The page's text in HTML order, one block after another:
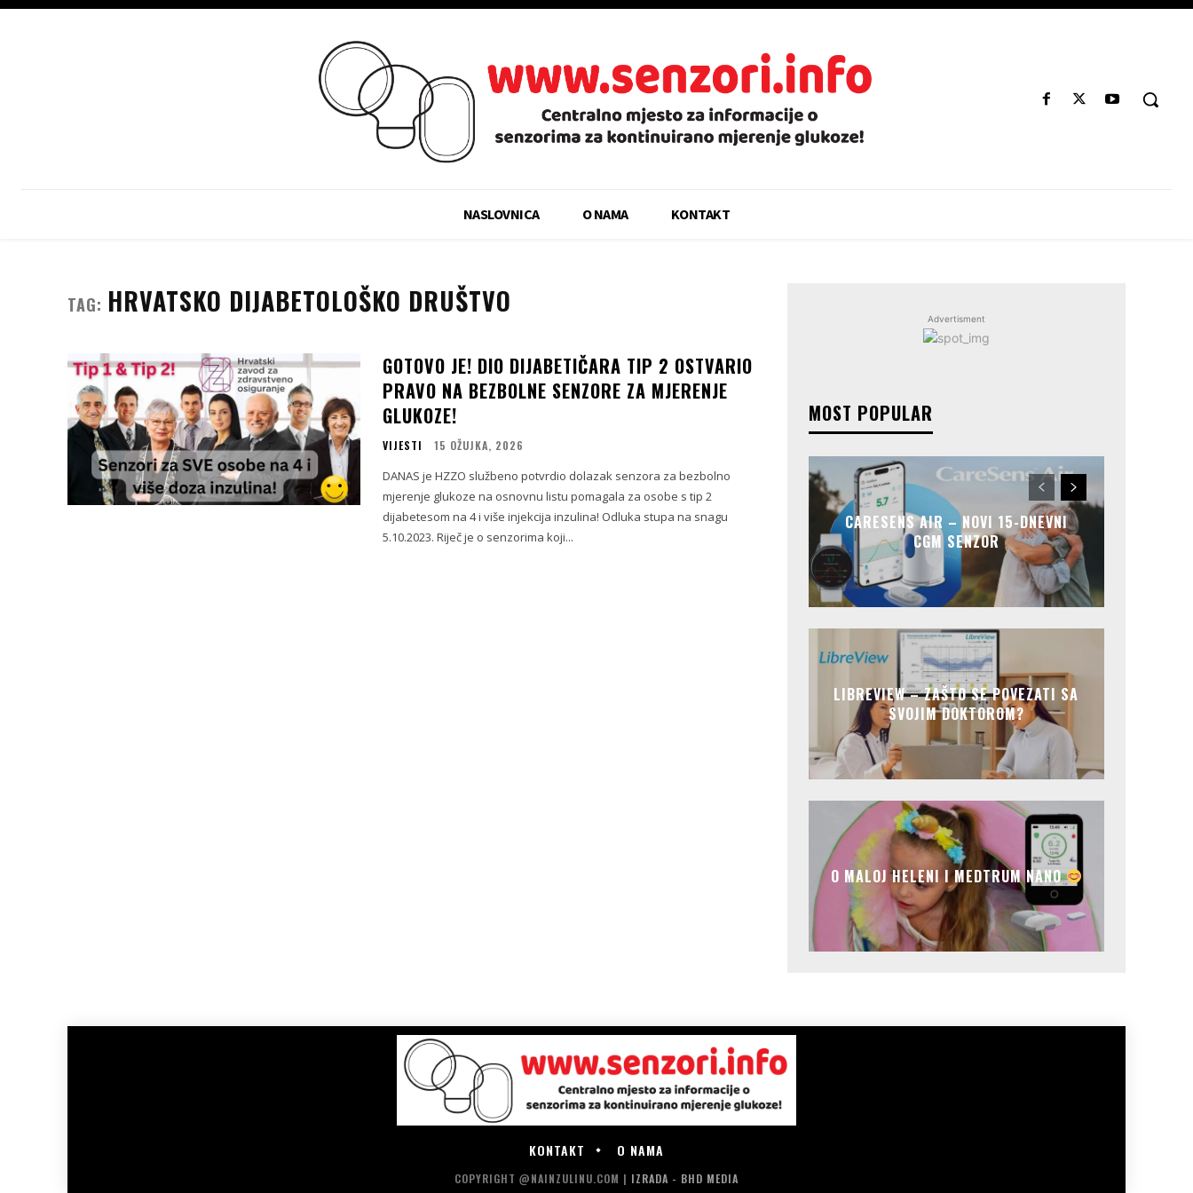
NASLOVNICA O NAMA KONTAKT
TAG: HRVATSKO DIJABETOLOŠKO DRUŠTVO
GOTOVO JE! DIO DIJABETIČARA TIP 2 OSTVARIO
PRAVO NA BEZBOLNE SENZORE ZA MJERENJE
GLUKOZE!
VIJESTI 15 OŽUJKA, 2026
DANAS je HZZO službeno potvrdio dolazak senzora za bezbolno
mjerenje glukoze na osnovnu listu pomagala za osobe s tip 2
dijabetesom na 4 i više injekcija inzulina! Odluka stupa na snagu
5.10.2023. Riječ je o senzorima koji...
Advertisment
MOST POPULAR
CARESENS AIR – NOVI 15-DNEVNI
CGM SENZOR
LIBREVIEW – ZAŠTO SE POVEZATI SA
SVOJIM DOKTOROM?
O MALOJ HELENI I MEDTRUM NANO
KONTAKT O NAMA
COPYRIGHT @NAINZULINU.COM | IZRADA - BHD MEDIA